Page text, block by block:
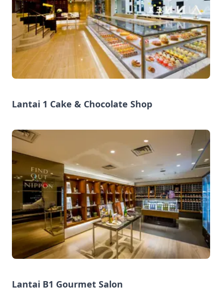
Lantai 1 Cake & Chocolate Shop
Lantai B1 Gourmet Salon